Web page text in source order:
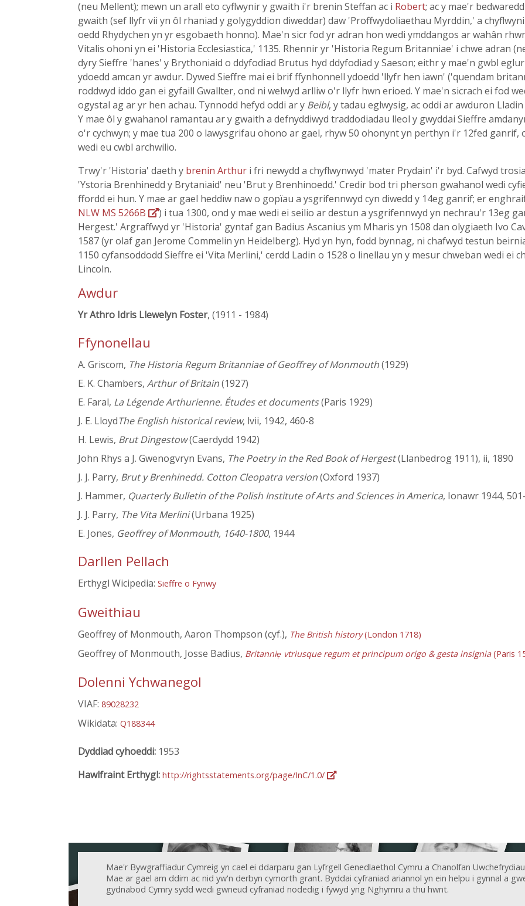
(neu Mellent); mewn un arall eto cyflwynir y gwaith i'r brenin Steffan ac i Robert; ac y mae'r
gwaith (sef llyfr vii yn ôl rhaniad y golygyddion diweddar) daw 'Proffwydoliaethau Myrddin,' a
oedd Rhydychen yn yr esgobaeth honno). Mae'n sicr fod yr adran hon wedi ymddangos ar wahân
Vitalis ohoni yn ei 'Historia Ecclesiastica,' 1135. Rhennir yr 'Historia Regum Britanniae' i chwe adran
dyry Sieffre 'hanes' y Brythoniaid o ddyfodiad Brutus hyd ddyfodiad y Saeson; eithr y mae'n gwbl
ydoedd amcan yr awdur. Dywed Sieffre mai ei brif ffynhonnell ydoedd 'llyfr hen iawn' ('quendam
roddwyd iddo gan ei gyfaill Gwallter, ond ni welwyd arlliw o'r llyfr hwn erioed. Y mae'n sicrach ei fod
ogystal ag ar yr hen achau. Tynnodd hefyd oddi ar y Beibl, y tadau eglwysig, ac oddi ar awduron
Y mae ôl y gwahanol ramantau ar y gwaith a defnyddiwyd traddodiadau lleol y gwyddai Sieffre
o'r cychwyn; y mae tua 200 o lawysgrifau ohono ar gael, rhyw 50 ohonynt yn perthyn i'r 12fed
wedi eu cwbl archwilio.
Trwy'r 'Historia' daeth y brenin Arthur i fri newydd a chyflwynwyd 'mater Prydain' i'r byd. Cafwyd
'Ystoria Brenhinedd y Brytaniaid' neu 'Brut y Brenhinoedd.' Credir bod tri pherson gwahanol wedi
ffordd ei hun. Y mae ar gael heddiw naw o gopïau a ysgrifennwyd cyn diwedd y 14eg ganrif; er
NLW MS 5266B
) i tua 1300, ond y mae wedi ei seilio ar destun a ysgrifennwyd yn nechrau'r 13eg
Hergest.' Argraffwyd yr 'Historia' gyntaf gan Badius Ascanius ym Mharis yn 1508 dan olygiaeth Ivo
1587 (yr olaf gan Jerome Commelin yn Heidelberg). Hyd yn hyn, fodd bynnag, ni chafwyd testun
1150 cyfansoddodd Sieffre ei 'Vita Merlini,' cerdd Ladin o 1528 o linellau yn y mesur chweban wedi ei
Lincoln.
Awdur
Yr Athro Idris Llewelyn Foster, (1911 - 1984)
Ffynonellau
A. Griscom, The Historia Regum Britanniae of Geoffrey of Monmouth(1929)
E. K. Chambers, Arthur of Britain(1927)
E. Faral, La Légende Arthurienne. Études et documents(Paris 1929)
J. E. LloydThe English historical review, lvii, 1942, 460-8
H. Lewis, Brut Dingestow(Caerdydd 1942)
John Rhys a J. Gwenogvryn Evans, The Poetry in the Red Book of Hergest(Llanbedrog 1911), ii, 1890
J. J. Parry, Brut y Brenhinedd. Cotton Cleopatra version(Oxford 1937)
J. Hammer, Quarterly Bulletin of the Polish Institute of Arts and Sciences in America, Ionawr 1944,
J. J. Parry, The Vita Merlini(Urbana 1925)
E. Jones, Geoffrey of Monmouth, 1640-1800, 1944
Darllen Pellach
Erthygl Wicipedia: Sieffre o Fynwy
Gweithiau
Geoffrey of Monmouth, Aaron Thompson (cyf.), The British history(London 1718)
Geoffrey of Monmouth, Josse Badius, Britannie̜ vtriusque regum et principum origo & gesta insignia(Paris
Dolenni Ychwanegol
VIAF: 89028232
Wikidata: Q188344
Dyddiad cyhoeddi: 1953
Hawlfraint Erthygl: http://rightsstatements.org/page/InC/1.0/
Mae'r Bywgraffiadur Cymreig yn cael ei ddarparu gan Lyfrgell Genedlaethol Cymru a Chanolfan
Mae ar gael am ddim ac nid yw'n derbyn cymorth grant. Byddai cyfraniad ariannol yn ein helpu i gynnal a
gydnabod Cymry sydd wedi gwneud cyfraniad nodedig i fywyd yng Nghymru a thu hwnt.